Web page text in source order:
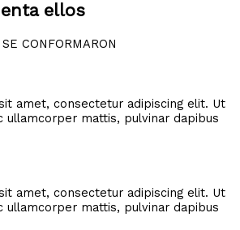
ellos
CONFORMARON
amet, consectetur adipiscing elit. Ut
ullamcorper mattis, pulvinar dapibus
amet, consectetur adipiscing elit. Ut
ullamcorper mattis, pulvinar dapibus